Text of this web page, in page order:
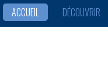
ACCUEIL DÉCOUVRIR